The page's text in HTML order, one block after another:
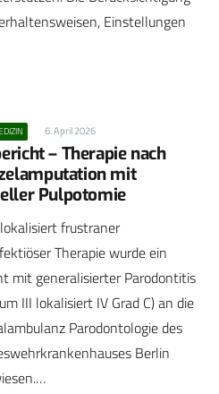
Einstellungen
6. April 2026
– Therapie nach
mit
Pulpotomie
frustraner
Therapie wurde ein
mit generalisierter Parodontitis
III lokalisiert IV Grad C) an die
Parodontologie des
Berlin